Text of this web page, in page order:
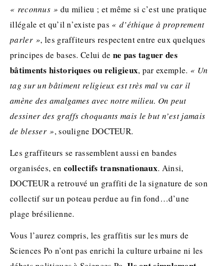
« reconnus » du milieu ; et même si c’est une pratique
illégale et qu’il n’existe pas « d’éthique à proprement
parler », les graffiteurs respectent entre eux quelques
principes de bases. Celui de ne pas taguer des
bâtiments historiques ou religieux, par exemple. « Un
tag sur un bâtiment religieux est très mal vu car il
amène des amalgames avec notre milieu. On peut
dessiner des graffs choquants mais le but n’est jamais
de blesser », souligne DOCTEUR.
Les graffiteurs se rassemblent aussi en bandes
organisées, en collectifs transnationaux. Ainsi,
DOCTEUR a retrouvé un graffiti de la signature de son
collectif sur un poteau perdue au fin fond…d’une
plage brésilienne.
Vous l’aurez compris, les graffitis sur les murs de
Sciences Po n’ont pas enrichi la culture urbaine ni les